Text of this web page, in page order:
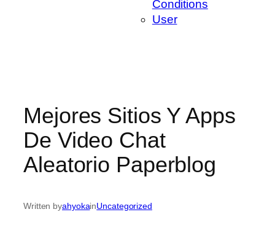
Conditions
User
Mejores Sitios Y Apps
De Video Chat
Aleatorio Paperblog
Written byahyokainUncategorized